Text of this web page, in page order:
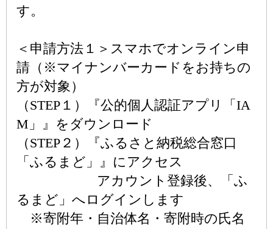
す。
＜申請方法１＞スマホでオンライン申
請（※マイナンバーカードをお持ちの
方が対象）
（STEP１）『公的個人認証アプリ「IA
M」』をダウンロード
（STEP２）『ふるさと納税総合窓口
「ふるまど」』にアクセス
アカウント登録後、「ふ
るまど」へログインします
※寄附年・自治体名・寄附時の氏名